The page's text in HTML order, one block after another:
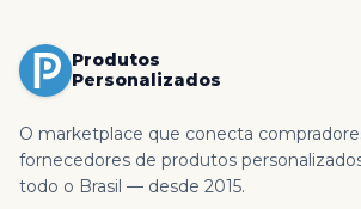
Produtos
Personalizados
O marketplace que conecta
fornecedores de produtos
todo o Brasil — desde 2015.